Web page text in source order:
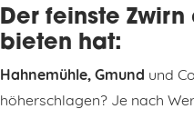
Der feinste
bieten hat:
Hahnemühle, Gmund und
höherschlagen? Je nach